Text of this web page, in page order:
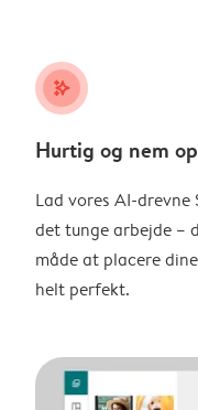
stars_plus
Hurtig og nem
Lad vores AI-
det tunge arbejde –
måde at placere
helt perfekt.